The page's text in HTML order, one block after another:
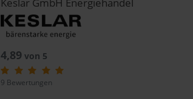
Keslar GmbH Energiehandel
4,89von 5
9 Bewertungen